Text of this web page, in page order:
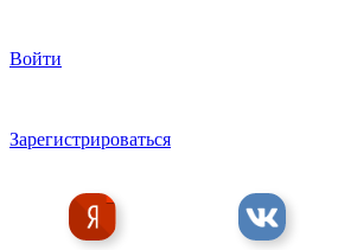
Войти
Зарегистрироваться